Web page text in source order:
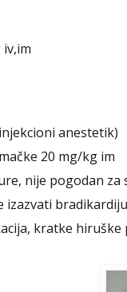
anestetik)
20 mg/kg im
nije pogodan
izazvati
kratke hiruške